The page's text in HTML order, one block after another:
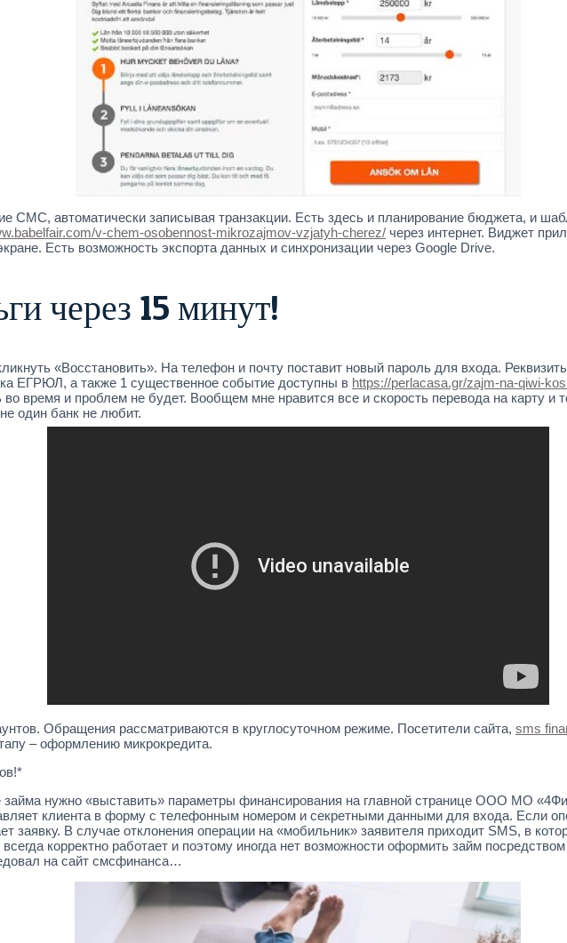
СМС, автоматически записывая транзакции. Есть здесь и планирование бюджета, и
v-chem-osobennost-mikrozajmov-vzjatyh-cherez/ через интернет. Виджет
Есть возможность экспорта данных и синхронизации через Google Drive.
через 15 минут!
«Восстановить». На телефон и почту поставит новый пароль для входа.
ЕГРЮЛ, а также 1 существенное событие доступны в https://perlacasa.gr/zajm-na-qiwi-
время и проблем не будет. Вообщем мне нравится все и скорость перевода на карту и
один банк не любит.
Обращения рассматриваются в круглосуточном режиме. Посетители сайта, sms
– оформлению микрокредита.
нужно «выставить» параметры финансирования на главной странице ООО МО
клиента в форму с телефонным номером и секретными данными для входа. Если
заявку. В случае отклонения операции на «мобильник» заявителя приходит SMS, в
корректно работает и поэтому иногда нет возможности оформить займ
на сайт смсфинанса…